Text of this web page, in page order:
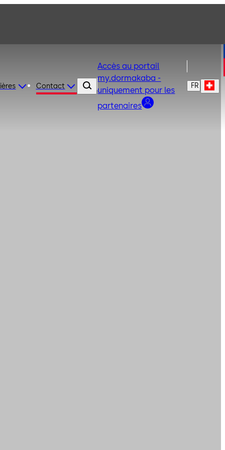
Contact
Accès au portail
my.dormakaba -
uniquement pour les
partenaires
FR